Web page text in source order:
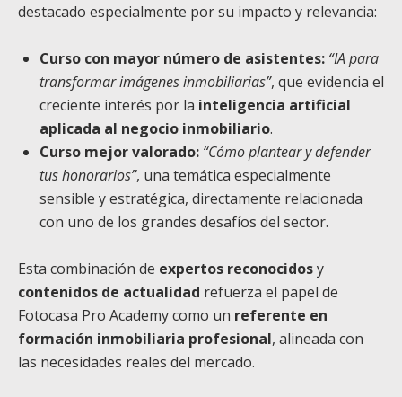
destacado especialmente por su impacto y relevancia:
Curso con mayor número de asistentes: “IA para
transformar imágenes inmobiliarias”, que evidencia el
creciente interés por la inteligencia artificial
aplicada al negocio inmobiliario.
Curso mejor valorado: “Cómo plantear y defender
tus honorarios”, una temática especialmente
sensible y estratégica, directamente relacionada
con uno de los grandes desafíos del sector.
Esta combinación de expertos reconocidosy
contenidos de actualidad refuerza el papel de
Fotocasa Pro Academy como un referente en
formación inmobiliaria profesional, alineada con
las necesidades reales del mercado.